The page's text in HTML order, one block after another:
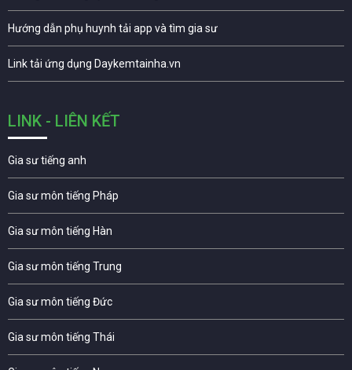
Hướng dẫn phụ huynh tải app và tìm gia sư
Link tải ứng dụng Daykemtainha.vn
LINK - LIÊN KẾT
Gia sư tiếng anh
Gia sư môn tiếng Pháp
Gia sư môn tiếng Hàn
Gia sư môn tiếng Trung
Gia sư môn tiếng Đức
Gia sư môn tiếng Thái